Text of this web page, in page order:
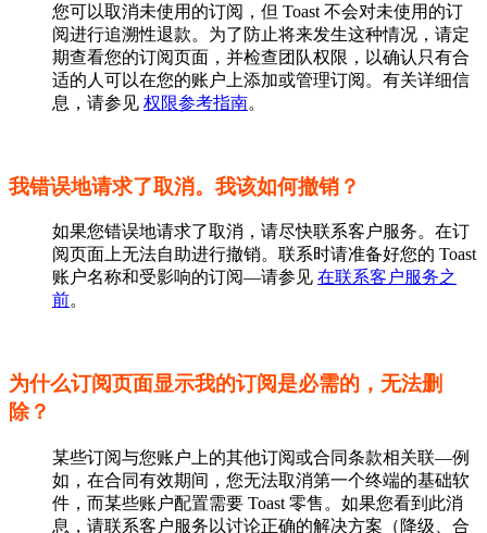
您可以取消未使用的订阅，但 Toast 不会对未使用的订
阅进行追溯性退款。为了防止将来发生这种情况，请定
期查看您的订阅页面，并检查团队权限，以确认只有合
适的人可以在您的账户上添加或管理订阅。有关详细信
息，请参见 权限参考指南。
我错误地请求了取消。我该如何撤销？
如果您错误地请求了取消，请尽快联系客户服务。在订
阅页面上无法自助进行撤销。联系时请准备好您的 Toast
账户名称和受影响的订阅—请参见 在联系客户服务之
前。
为什么订阅页面显示我的订阅是必需的，无法删
除？
某些订阅与您账户上的其他订阅或合同条款相关联—例
如，在合同有效期间，您无法取消第一个终端的基础软
件，而某些账户配置需要 Toast 零售。如果您看到此消
息，请联系客户服务以讨论正确的解决方案（降级、合